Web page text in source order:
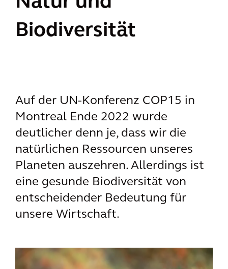
Biodiversität
Auf der UN-Konferenz COP15 in
Montreal Ende 2022 wurde
deutlicher denn je, dass wir die
natürlichen Ressourcen unseres
Planeten auszehren. Allerdings ist
eine gesunde Biodiversität von
entscheidender Bedeutung für
unsere Wirtschaft.